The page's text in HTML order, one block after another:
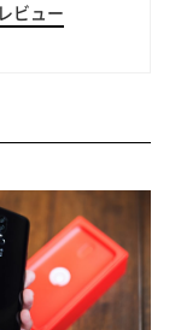
レビュー